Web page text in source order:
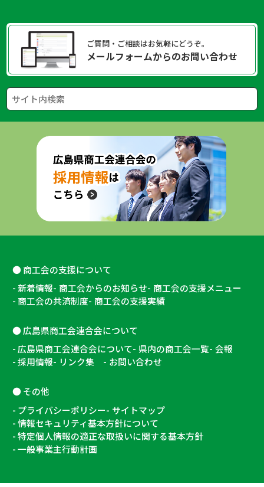
ご質問・ご相談はお気軽にどうぞ。
メールフォームからのお問い合わせ
商工会の支援について
新着情報 商工会からのお知らせ 商工会の支援メニュー
商工会の共済制度 商工会の支援実績
広島県商工会連合会について
広島県商工会連合会について 県内の商工会一覧 会報
採用情報
リンク集 お問い合わせ
その他
プライバシーポリシー
サイトマップ
情報セキュリティ基本方針について
特定個人情報の適正な取扱いに関する基本方針
一般事業主行動計画